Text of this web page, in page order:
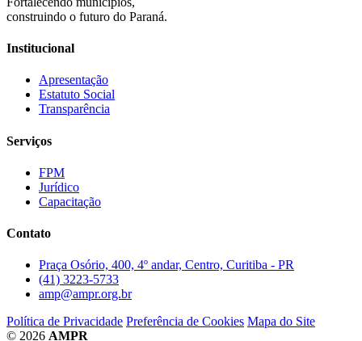
construindo o futuro do Paraná.
Institucional
Apresentação
Estatuto Social
Transparência
Serviços
FPM
Jurídico
Capacitação
Contato
Praça Osório, 400, 4º andar, Centro, Curitiba - PR
(41) 3223-5733
amp@ampr.org.br
Política de Privacidade Preferência de Cookies Mapa do Site
© 2026 AMPR